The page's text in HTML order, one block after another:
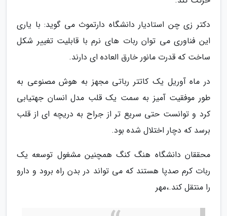
دکتر زی چن استادیار دانشگاه دارتموث می گوید: با یاری
این فناوری می توان ربات های نرم با قابلیت تغییر شکل
ساخت که قدرت مانور خارق العاده ای دارند.
در ماه آوریل یک کاتتر رباتی مجهز به هوش مصنوعی به
طور موفقیت آمیز به سمت یک قلب مدل انسان جهتیابی
کرد و توانست حتی سریع تر از جراح به دریچه ای از قلب
برسد که دچار اختلال شده بود.
محققان دانشگاه هنگ کنگ همچنین مشغول توسعه یک
ربات کرم صدپا هستند که می تواند در بدن راه برود و دارو
را منتقل کند.،مهر